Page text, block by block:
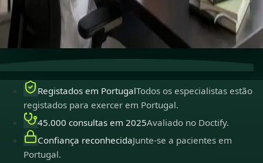
exercer em Portugal.
Consultas segurasPrivadas, confidenciais e fáceis de
Registados em PortugalTodos os especialistas estão
registados para exercer em Portugal.
45.000 consultas em 2025Avaliado no Doctify.
Confiança reconhecidaJunte-se a pacientes em
Portugal.